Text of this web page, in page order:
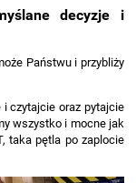
decyzje i
Państwu i przybliży
czytajcie oraz pytajcie
wszystko i mocne jak
taka pętla po zaplocie